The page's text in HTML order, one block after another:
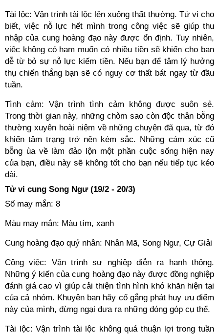
Tài lộc: Vận trình tài lộc lên xuống thất thường. Tử vi cho
biết, việc nỗ lực hết mình trong công việc sẽ giúp thu
nhập của cung hoàng đạo này được ổn định. Tuy nhiên,
việc không có ham muốn có nhiều tiền sẽ khiến cho bạn
dễ từ bỏ sự nỗ lực kiếm tiền. Nếu bạn để tâm lý hưởng
thụ chiến thắng bạn sẽ có nguy cơ thất bát ngay từ đầu
tuần.
Tình cảm: Vận trình tình cảm không được suôn sẻ.
Trong thời gian này, những chòm sao còn độc thân bỗng
thường xuyên hoài niệm về những chuyện đã qua, từ đó
khiến tâm trạng trở nên kém sắc. Những cảm xúc cũ
bỗng ùa về làm đảo lộn một phần cuộc sống hiện nay
của bạn, điều này sẽ không tốt cho bạn nếu tiếp tục kéo
dài.
Tử vi cung Song Ngư (19/2 - 20/3)
Số may mắn: 8
Màu may mắn: Màu tím, xanh
Cung hoàng đạo quý nhân: Nhân Mã, Song Ngư, Cự Giải
Công việc: Vận trình sự nghiệp diễn ra hanh thông.
Những ý kiến của cung hoàng đạo này được đồng nghiệp
đánh giá cao vì giúp cải thiện tình hình khó khăn hiện tại
của cả nhóm. Khuyên bạn hãy cố gắng phát huy ưu điểm
này của mình, đừng ngại đưa ra những đóng góp cụ thể.
Tài lộc: Vận trình tài lộc không quá thuận lợi trong tuần